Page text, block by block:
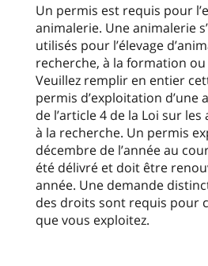
Un permis est requis pour
animalerie. Une animalerie
utilisés pour l’élevage
recherche, à la formation
Veuillez remplir en entier
permis d’exploitation d’une
de l’article 4 de la Loi sur
à la recherche. Un permis
décembre de l’année au
été délivré et doit être
année. Une demande
des droits sont requis pour
que vous exploitez.